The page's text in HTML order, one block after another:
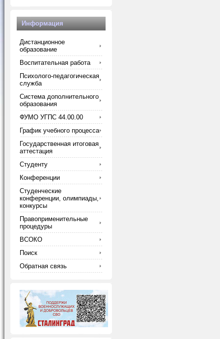
Информация
Дистанционное
образование
Воспитательная работа
Психолого-педагогическая
служба
Система дополнительного
образования
ФУМО УГПС 44.00.00
График учебного процесса
Государственная итоговая
аттестация
Студенту
Конференции
Студенческие
конференции, олимпиады,
конкурсы
Правоприменительные
процедуры
ВСОКО
Поиск
Обратная связь